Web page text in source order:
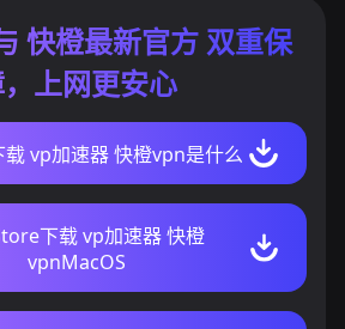
快橙最新官方 双重保
上网更安心
载 vp加速器 快橙vpn是什么
下载 vp加速器 快橙
vpnMacOS